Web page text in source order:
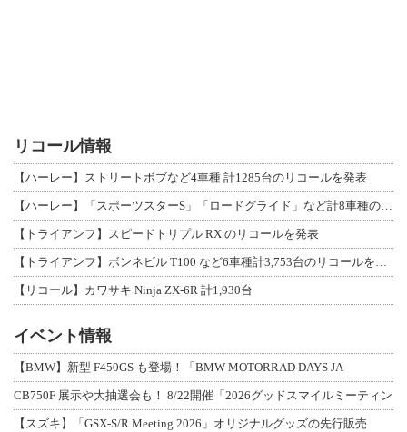
リコール情報
【ハーレー】ストリートボブなど4車種 計1285台のリコールを発表
【ハーレー】「スポーツスターS」「ロードグライド」など計8車種のリコールを発表
【トライアンフ】スピードトリプル RX のリコールを発表
【トライアンフ】ボンネビル T100 など6車種計3,753台のリコールを発表
【リコール】カワサキ Ninja ZX-6R 計1,930台
イベント情報
【BMW】新型 F450GS も登場！「BMW MOTORRAD DAYS JA
CB750F 展示や大抽選会も！ 8/22開催「2026グッドスマイルミーティン
【スズキ】「GSX-S/R Meeting 2026」オリジナルグッズの先行販売